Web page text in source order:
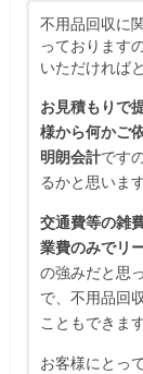
不用品回収に
っております
いただければ
お見積もりで
様から何かご
明朗会計です
るかと思います
交通費等の雑
業費のみでリ
の強みだと思
で、不用品回
こともできます
お客様にとっ